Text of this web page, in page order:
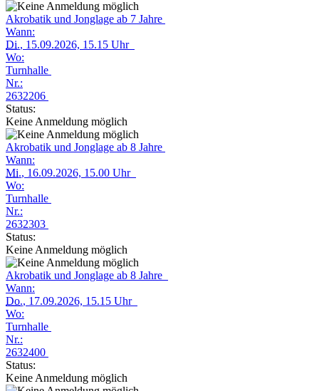
Akrobatik und Jonglage ab 7 Jahre
Wann:
Di., 15.09.2026, 15.15 Uhr
Wo:
Turnhalle
Nr.:
2632206
Status:
Keine Anmeldung möglich
Akrobatik und Jonglage ab 8 Jahre
Wann:
Mi., 16.09.2026, 15.00 Uhr
Wo:
Turnhalle
Nr.:
2632303
Status:
Keine Anmeldung möglich
Akrobatik und Jonglage ab 8 Jahre
Wann:
Do., 17.09.2026, 15.15 Uhr
Wo:
Turnhalle
Nr.:
2632400
Status:
Keine Anmeldung möglich